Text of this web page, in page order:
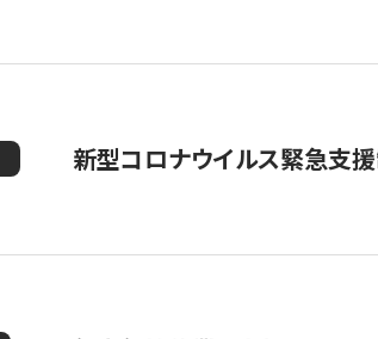
新型コロナウイルス緊急支